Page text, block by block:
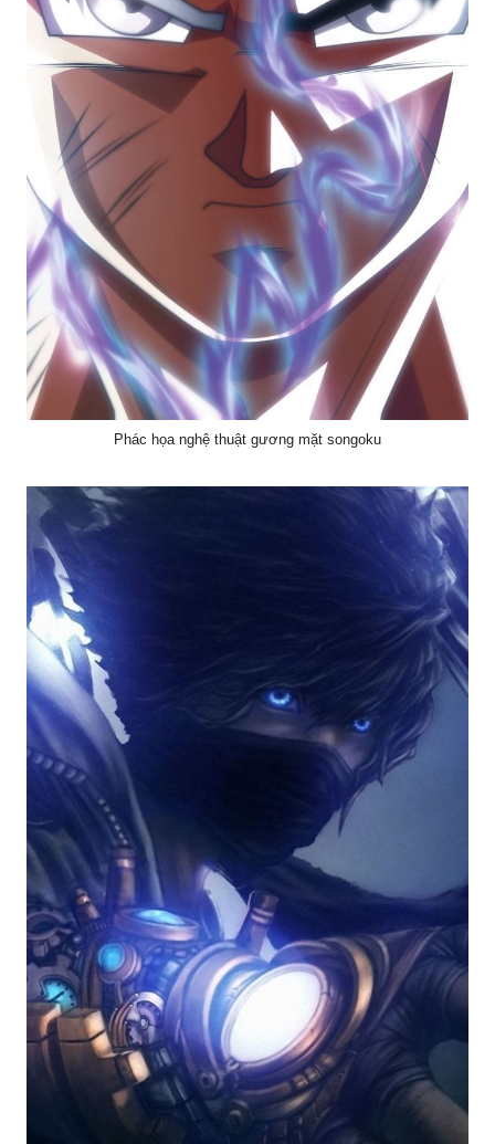
Phác họa nghệ thuật gương mặt songoku